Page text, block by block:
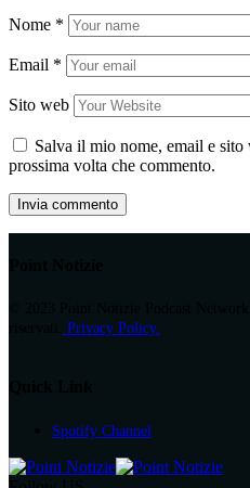
Nome *
Email *
Sito web
Salva il mio nome, email e
prossima volta che commento.
Privacy Policy.
Spotify Channel